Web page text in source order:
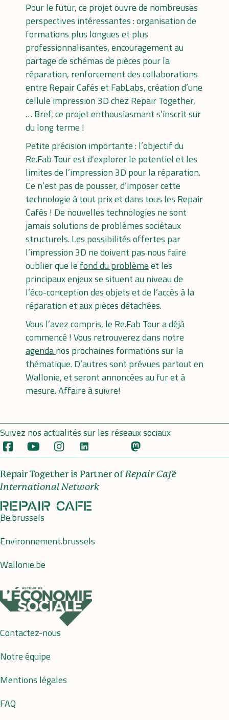
Pour le futur, ce projet ouvre de nombreuses
perspectives intéressantes : organisation de
formations plus longues et plus
professionnalisantes, encouragement au
partage de schémas de pièces pour la
réparation, renforcement des collaborations
entre Repair Cafés et FabLabs, création d’une
cellule impression 3D chez Repair Together,
… Bref, ce projet enthousiasmant s’inscrit sur
du long terme !
Petite précision importante : l’objectif du
Re.Fab Tour est d’explorer le potentiel et les
limites de l’impression 3D pour la réparation.
Ce n’est pas de pousser, d’imposer cette
technologie à tout prix et dans tous les Repair
Cafés ! De nouvelles technologies ne sont
jamais solutions de problèmes sociétaux
structurels. Les possibilités offertes par
l’impression 3D ne doivent pas nous faire
oublier que le fond du problèmeet les
principaux enjeux se situent au niveau de
l’éco-conception des objets et de l’accès à la
réparation et aux pièces détachées.
Vous l’avez compris, le Re.Fab Tour a déjà
commencé ! Vous retrouverez dans notre
agendanos prochaines formations sur la
thématique. D’autres sont prévues partout en
Wallonie, et seront annoncées au fur et à
mesure. Affaire à suivre!
Suivez nos actualités sur les réseaux sociaux
Repair Together is Partner ofRepair Café
International Network
Be.brussels
Environnement.brussels
Wallonie.be
Contactez-nous
Notre équipe
Mentions légales
FAQ